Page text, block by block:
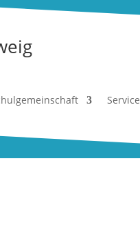
Service